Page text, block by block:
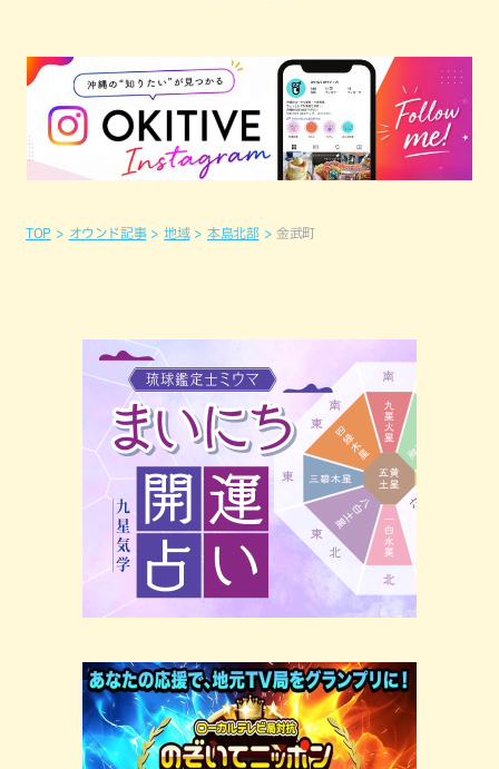
TOP オウンド記事 地域 本島北部 金武町